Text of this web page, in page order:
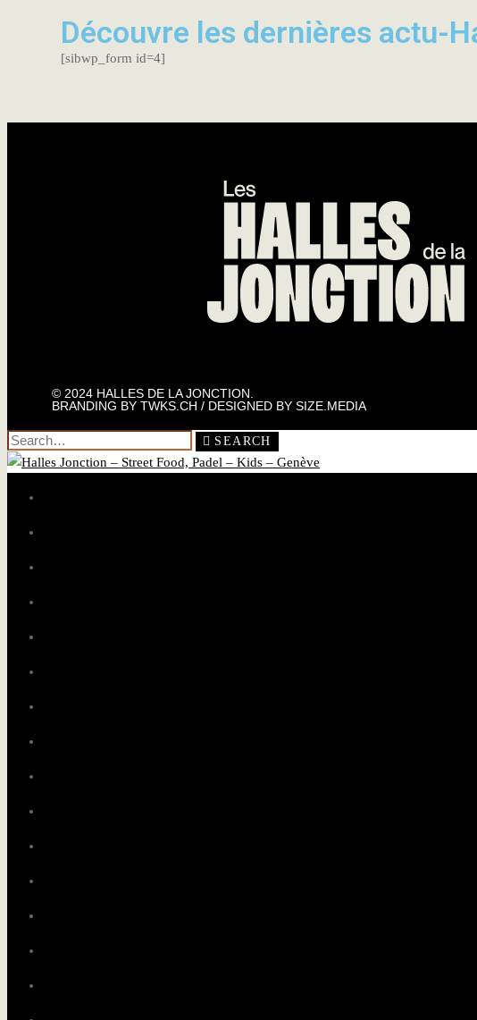
Découvre les dernières actu-
[sibwp_form id=4]
© 2024 HALLES DE LA JONCTION.
BRANDING BY TWKS.CH / DESIGNED BY SIZE.MEDIA
SEARCH